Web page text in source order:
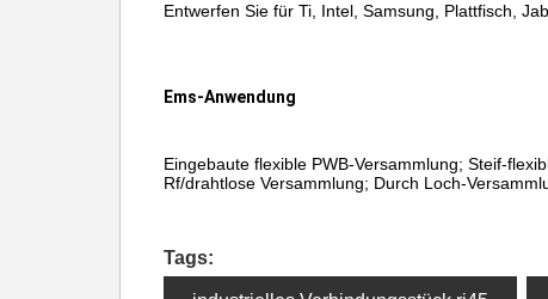
Entwerfen Sie für Ti, Intel, Samsung, Plattfisch,
Ems-Anwendung
Eingebaute flexible PWB-Versammlung; Steif-
Rf/drahtlose Versammlung; Durch Loch-
Tags: